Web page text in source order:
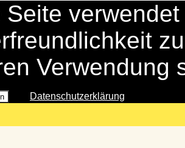
Seite
Verwendung
Datenschutzerklärung